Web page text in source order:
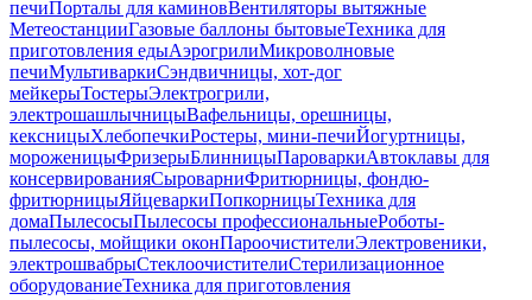
печиПорталы для каминовВентиляторы вытяжные
МетеостанцииГазовые баллоны бытовыеТехника для
приготовления едыАэрогрилиМикроволновые
печиМультиваркиСэндвичницы, хот-дог
мейкерыТостерыЭлектрогрили,
электрошашлычницыВафельницы, орешницы,
кексницыХлебопечкиРостеры, мини-печиЙогуртницы,
мороженицыФризерыБлинницыПароваркиАвтоклавы для
консервированияСыроварниФритюрницы, фондю-
фритюрницыЯйцеваркиПопкорницыТехника для
домаПылесосыПылесосы профессиональныеРоботы-
пылесосы, мойщики оконПароочистителиЭлектровеники,
электрошвабрыСтеклоочистителиСтерилизационное
оборудованиеТехника для приготовления